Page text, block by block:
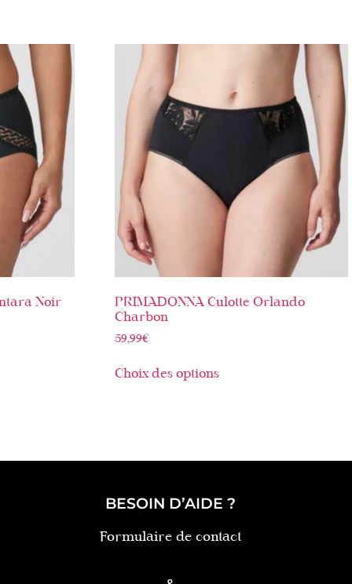
Noir
PRIMADONNA Culotte Orlando
Charbon
59,99€
Choix des options
BESOIN D’AIDE ?
Formulaire de contact